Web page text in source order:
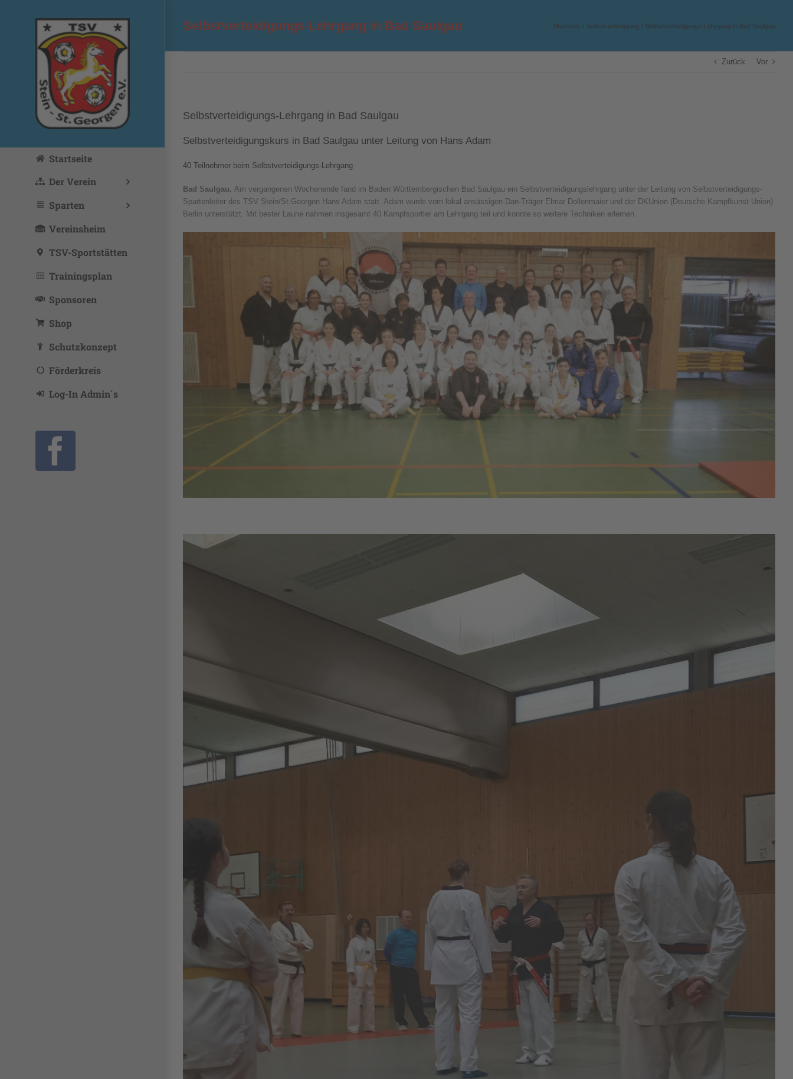
Startseite
Der Verein
Sparten
Vereinsheim
TSV-Sportstätten
Trainingsplan
Sponsoren
Shop
Schutzkonzept
Förderkreis
Log-In Admin´s
Facebook
Selbstverteidigungs-Lehrgang in Bad Saulgau Startseite Selbstverteidigung Selbstverteidigungs-Lehrgang in Bad Saulgau
Zurück Vor
Selbstverteidigungs-Lehrgang in Bad Saulgau
Selbstverteidigungskurs in Bad Saulgau unter Leitung von Hans Adam
40 Teilnehmer beim Selbstverteidigungs-Lehrgang
Bad Saulgau. Am vergangenen Wochenende fand im Baden Württembergischen Bad Saulgau ein Selbstverteidigungslehrgang unter der Leitung von Selbstverteidigungs-
Spartenleiter des TSV Stein/St.Georgen Hans Adam statt. Adam wurde vom lokal ansässigen Dan-Träger Elmar Dollenmaier und der DKUnion (Deutsche Kampfkunst Union)
Berlin unterstützt. Mit bester Laune nahmen insgesamt 40 Kampfsportler am Lehrgang teil und konnte so weitere Techniken erlernen.